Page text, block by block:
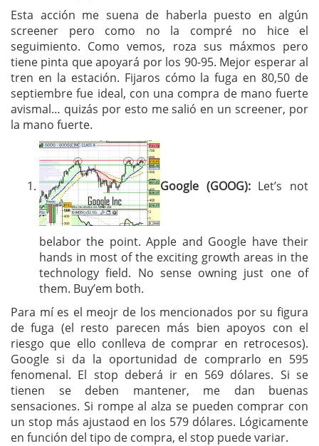
Esta acción me suena de haberla puesto en algún
screener pero como no la compré no hice el
seguimiento. Como vemos, roza sus máxmos pero
tiene pinta que apoyará por los 90-95. Mejor esperar al
tren en la estación. Fijaros cómo la fuga en 80,50 de
septiembre fue ideal, con una compra de mano fuerte
avismal… quizás por esto me salió en un screener, por
la mano fuerte.
Google (GOOG): Let’s not
belabor the point. Apple and Google have their
hands in most of the exciting growth areas in the
technology field. No sense owning just one of
them. Buy’em both.
Para mí es el meojr de los mencionados por su figura
de fuga (el resto parecen más bien apoyos con el
riesgo que ello conlleva de comprar en retrocesos).
Google si da la oportunidad de comprarlo en 595
fenomenal. El stop deberá ir en 569 dólares. Si se
tienen se deben mantener, me dan buenas
sensaciones. Si rompe al alza se pueden comprar con
un stop más ajustaod en los 579 dólares. Lógicamente
en función del tipo de compra, el stop puede variar.